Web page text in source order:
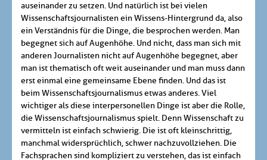
auseinander zu setzen. Und natürlich ist bei vielen
Wissenschaftsjournalisten ein Wissens-Hintergrund da, also
ein Verständnis für die Dinge, die besprochen werden. Man
begegnet sich auf Augenhöhe. Und nicht, dass man sich mit
anderen Journalisten nicht auf Augenhöhe begegnet, aber
man ist thematisch oft weit auseinander und man muss dann
erst einmal eine gemeinsame Ebene finden. Und das ist
beim Wissenschaftsjournalismus etwas anderes. Viel
wichtiger als diese interpersonellen Dinge ist aber die Rolle,
die Wissenschaftsjournalismus spielt. Denn Wissenschaft zu
vermitteln ist einfach schwierig. Die ist oft kleinschrittig,
manchmal widersprüchlich, schwer nachzuvollziehen. Die
Fachsprachen sind kompliziert zu verstehen, das ist einfach